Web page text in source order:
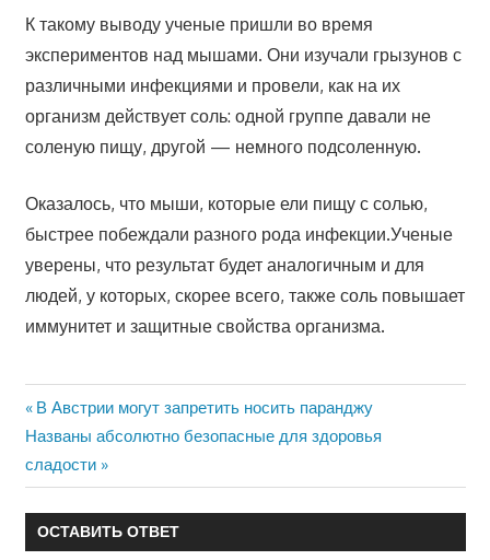
К такому выводу ученые пришли во время
экспериментов над мышами. Они изучали грызунов с
различными инфекциями и провели, как на их
организм действует соль: одной группе давали не
соленую пищу, другой — немного подсоленную.
Оказалось, что мыши, которые ели пищу с солью,
быстрее побеждали разного рода инфекции.Ученые
уверены, что результат будет аналогичным и для
людей, у которых, скорее всего, также соль повышает
иммунитет и защитные свойства организма.
Навигация
по
записям
Предыдущая
запись:
В Австрии могут запретить носить паранджу
Следующая
запись:
Названы абсолютно безопасные для здоровья
сладости
ОСТАВИТЬ ОТВЕТ